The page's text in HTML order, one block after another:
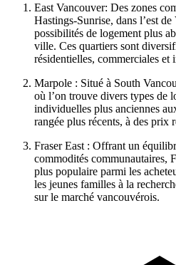
East Vancouver: Des zones
Hastings-Sunrise, dans l’est
possibilités de logement plus
ville. Ces quartiers sont
résidentielles, commerciales et
Marpole : Situé à South
où l’on trouve divers types de
individuelles plus anciennes
rangée plus récents, à des prix
Fraser East : Offrant un
commodités communautaires,
plus populaire parmi les
les jeunes familles à la
sur le marché vancouvérois.